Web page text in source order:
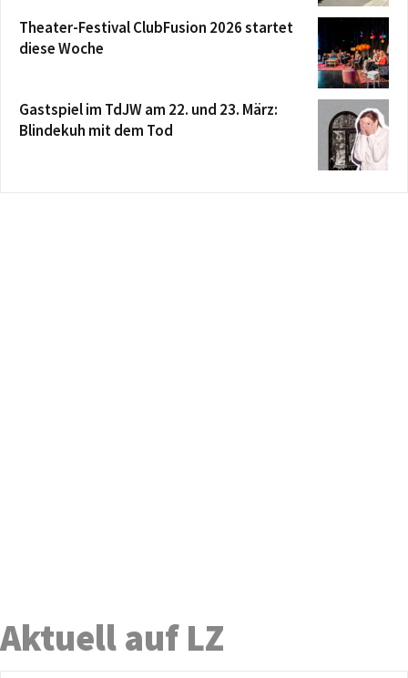
Theater-Festival ClubFusion 2026 startet
diese Woche
Gastspiel im TdJW am 22. und 23. März:
Blindekuh mit dem Tod
Aktuell auf LZ